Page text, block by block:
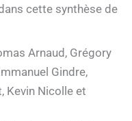
cette synthèse de
Arnaud, Grégory
Gindre,
Kevin Nicolle et